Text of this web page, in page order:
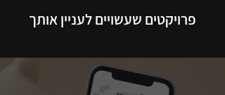
פרויקטים שעשויים לעניין אותך